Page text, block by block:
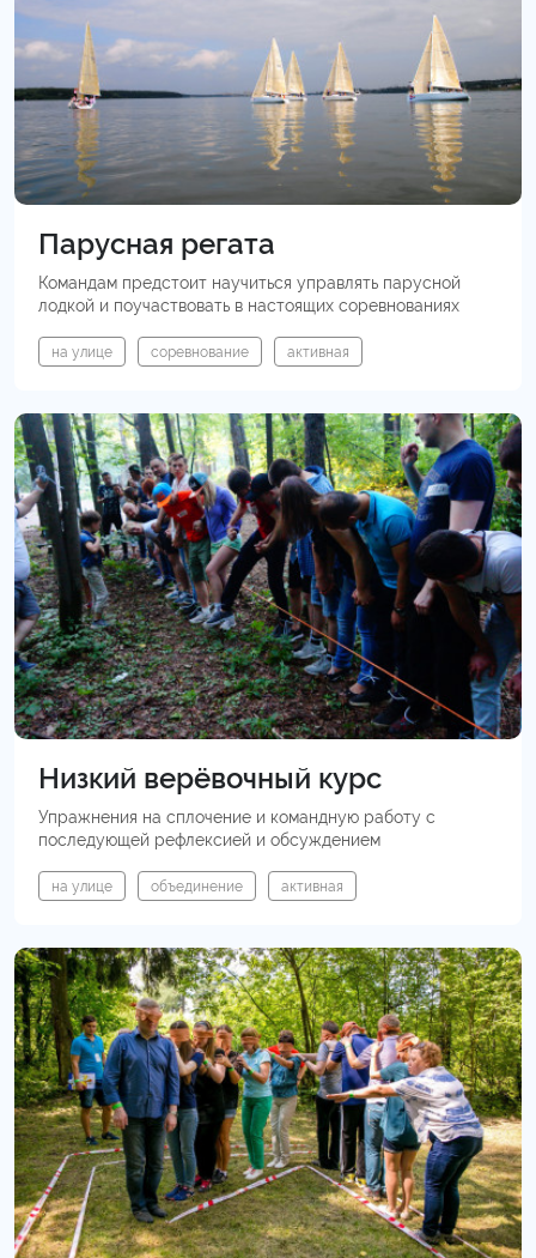
Парусная регата
Командам предстоит научиться управлять парусной
лодкой и поучаствовать в настоящих соревнованиях
на улице соревнование активная
Низкий верёвочный курс
Упражнения на сплочение и командную работу с
последующей рефлексией и обсуждением
на улице объединение активная